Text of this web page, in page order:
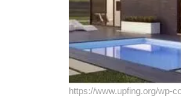
https://www.upfing.org/wp-